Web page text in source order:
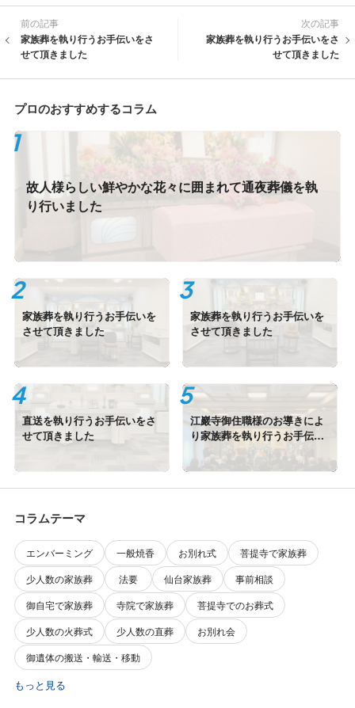
前の記事
家族葬を執り行うお手伝いをさ
せて頂きました
次の記事
家族葬を執り行うお手伝いをさ
せて頂きました
プロのおすすめするコラム
故人様らしい鮮やかな花々に囲まれて通夜葬儀を執
り行いました
家族葬を執り行うお手伝いを
させて頂きました
家族葬を執り行うお手伝いを
させて頂きました
直送を執り行うお手伝いをさ
せて頂きました
江巖寺御住職様のお導きによ
り家族葬を執り行うお手伝い
をさせて頂きました
コラムテーマ
エンバーミング 一般焼香 お別れ式
菩提寺で家族葬
少人数の家族葬
法要 仙台家族葬
事前相談
御自宅で家族葬
寺院で家族葬
菩提寺でのお葬式
少人数の火葬式
少人数の直葬
お別れ会
御遺体の搬送・輸送・移動
もっと見る